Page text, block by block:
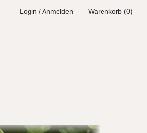
Login / Anmelden Warenkorb (0)